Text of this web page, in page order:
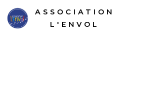
ASSOCIATION
L'ENVOL